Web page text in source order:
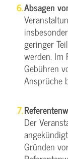
Absagen
geringer
werden. Im
Gebühren
Ansprüche
Der
Gründen